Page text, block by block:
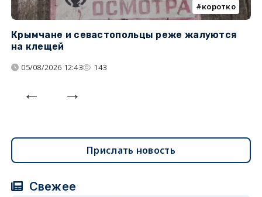
коротко
Крымчане и севастопольцы реже жалуются
на клещей
05/08/2026 12:43 143
Прислать новость
Свежее